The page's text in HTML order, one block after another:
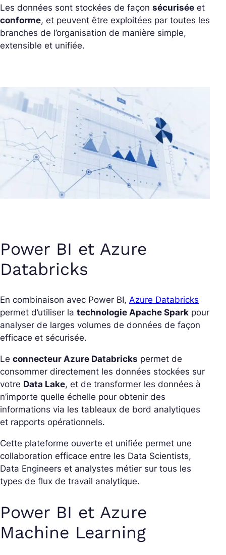
Les données sont stockées de façon sécurisée et
conforme, et peuvent être exploitées par toutes les
branches de l’organisation de manière simple,
extensible et unifiée.
Power BI et Azure
Databricks
En combinaison avec Power BI, Azure Databricks
permet d’utiliser la technologie Apache Spark pour
analyser de larges volumes de données de façon
efficace et sécurisée.
Le connecteur Azure Databricks permet de
consommer directement les données stockées sur
votre Data Lake, et de transformer les données à
n’importe quelle échelle pour obtenir des
informations via les tableaux de bord analytiques
et rapports opérationnels.
Cette plateforme ouverte et unifiée permet une
collaboration efficace entre les Data Scientists,
Data Engineers et analystes métier sur tous les
types de flux de travail analytique.
Power BI et Azure
Machine Learning